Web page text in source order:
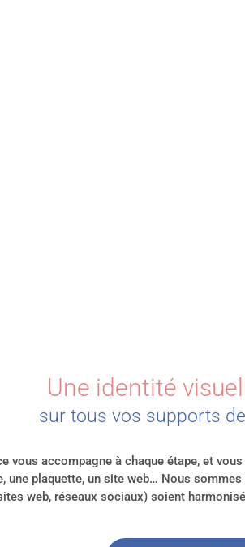
Une identité
sur tous vos supports
vous accompagne à chaque étape, et
une plaquette, un site web… Nous
web, réseaux sociaux) soient